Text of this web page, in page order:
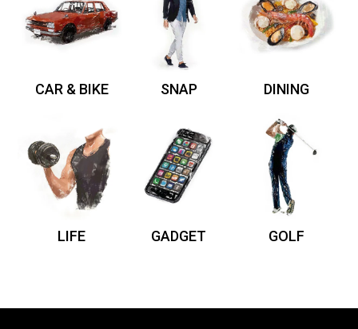
CAR & BIKE SNAP DINING
LIFE GADGET GOLF